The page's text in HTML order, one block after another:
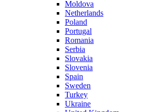
Moldova
Netherlands
Poland
Portugal
Romania
Serbia
Slovakia
Slovenia
Spain
Sweden
Turkey
Ukraine